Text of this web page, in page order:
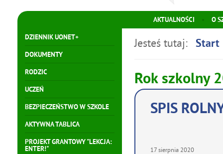
AKTUALNOŚCI O
DZIENNIK UONET+
DOKUMENTY
RODZIC
UCZEŃ
BEZPIECZEŃSTWO W SZKOLE
AKTYWNA TABLICA
PROJEKT GRANTOWY "LEKCJA:
ENTER!"
Jesteś tutaj: Start
Rok szkolny
SPIS
17 sierpnia 2020